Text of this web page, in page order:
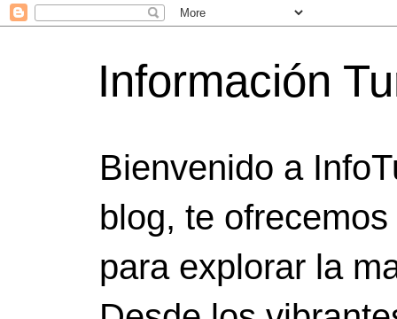
Información
Bienvenido a
blog, te
para explorar la